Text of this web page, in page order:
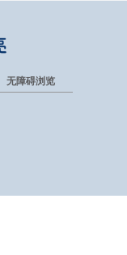
无障碍浏览